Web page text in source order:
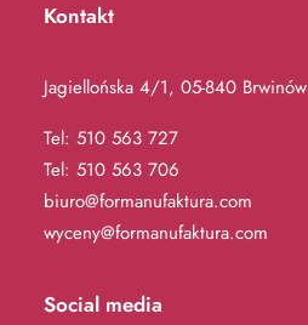
Kontakt
Jagiellońska 4/1, 05-840 Brwinów
Tel: 510 563 727
Tel: 510 563 706
biuro@formanufaktura.com
wyceny@formanufaktura.com
Social media